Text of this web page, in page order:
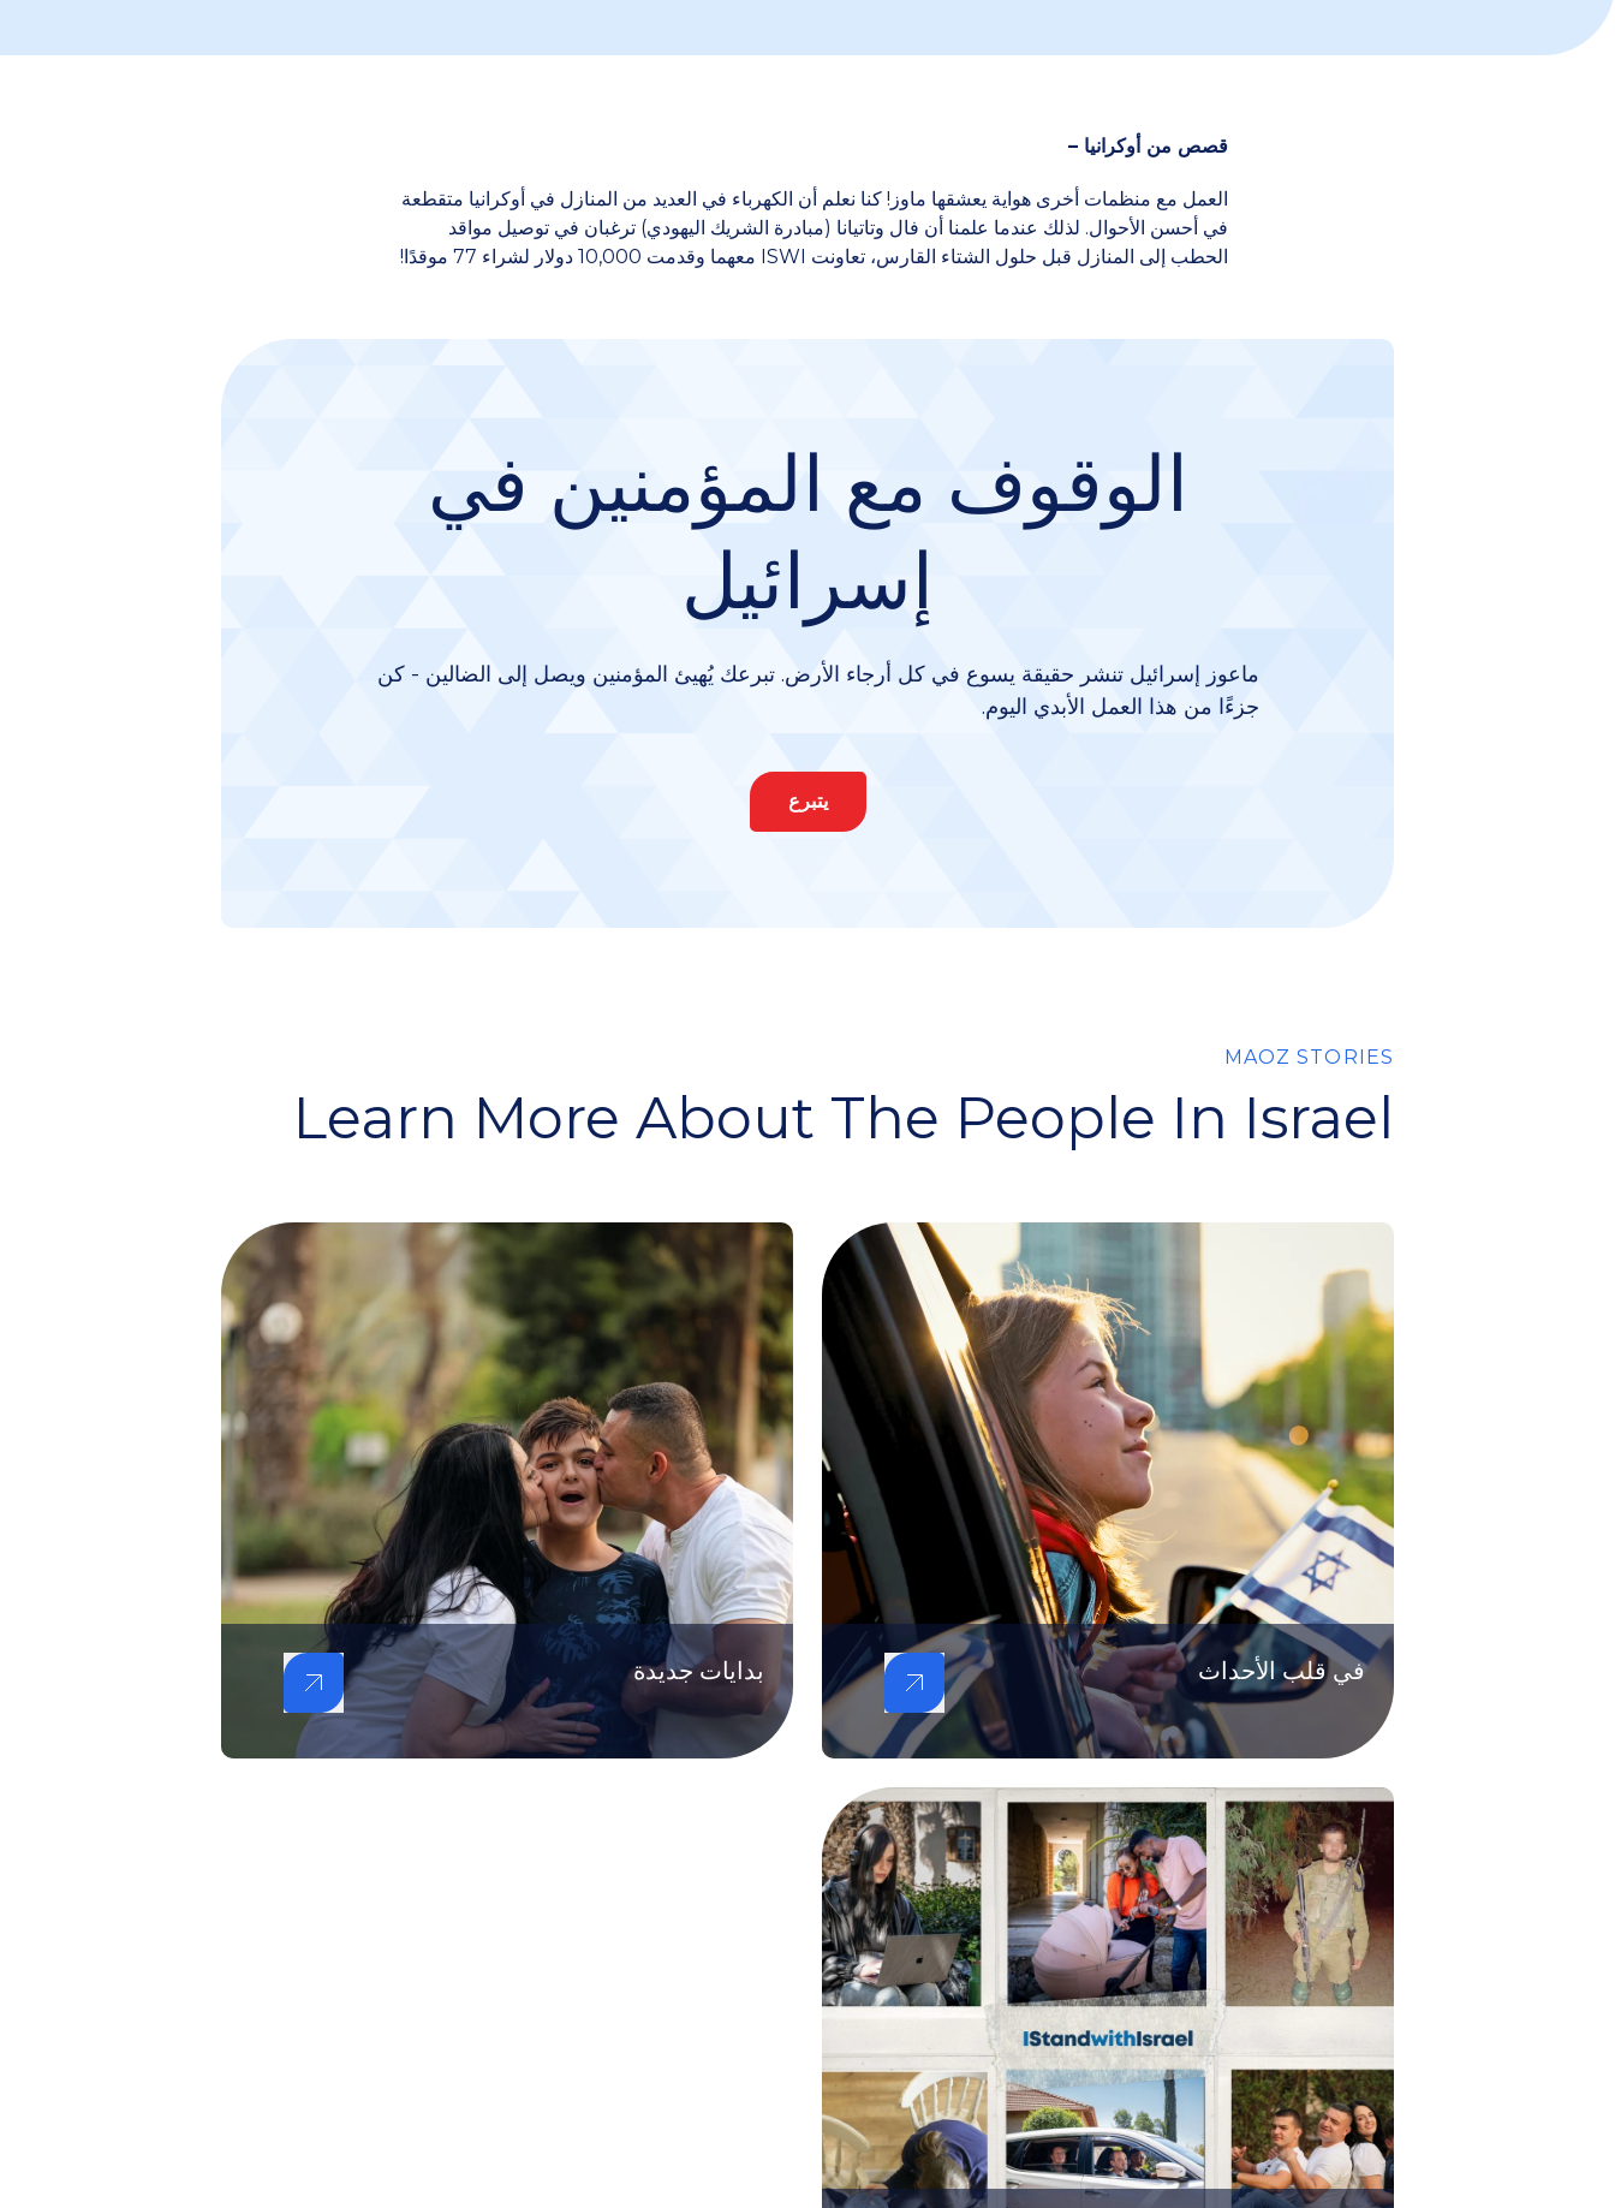
قصص من أوكرانيا –
العمل مع منظمات أخرى هواية يعشقها ماوز! كنا نعلم أن الكهرباء في العديد من المنازل في أوكرانيا متقطعة
في أحسن الأحوال. لذلك عندما علمنا أن فال وتاتيانا (مبادرة الشريك اليهودي) ترغبان في توصيل مواقد
الحطب إلى المنازل قبل حلول الشتاء القارس، تعاونت ISWI معهما وقدمت 10,000 دولار لشراء 77 موقدًا!
الوقوف مع المؤمنين في
إسرائيل
ماعوز إسرائيل تنشر حقيقة يسوع في كل أرجاء الأرض. تبرعك يُهيئ المؤمنين ويصل إلى الضالين - كن
جزءًا من هذا العمل الأبدي اليوم.
يتبرع
MAOZ STORIES
Learn More About The People In Israel
في قلب الأحداث بدايات جديدة